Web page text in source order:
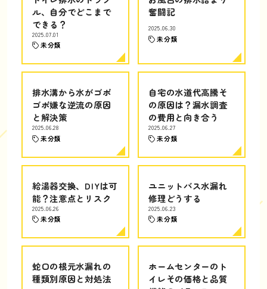
ル、自分でどこまで
できる？
2025.07.01
未分類
奮闘記
2025.06.30
未分類
排水溝から水がゴボ
ゴボ嫌な逆流の原因
と解決策
2025.06.28
未分類
自宅の水道代高騰そ
の原因は？漏水調査
の費用と向き合う
2025.06.27
未分類
給湯器交換、DIYは可
能？注意点とリスク
2025.06.26
未分類
ユニットバス水漏れ
修理どうする
2025.06.23
未分類
蛇口の根元水漏れの
種類別原因と対処法
ホームセンターのト
イレその価格と品質